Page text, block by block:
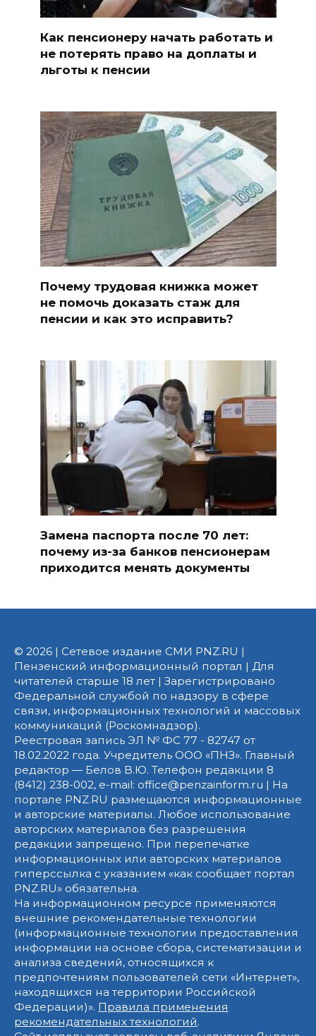
Как пенсионеру начать работать и
не потерять право на доплаты и
льготы к пенсии
Почему трудовая книжка может
не помочь доказать стаж для
пенсии и как это исправить?
Замена паспорта после 70 лет:
почему из-за банков пенсионерам
приходится менять документы
© 2026 | Сетевое издание СМИ PNZ.RU |
Пензенский информационный портал | Для
читателей старше 18 лет | Зарегистрировано
Федеральной службой по надзору в сфере
связи, информационных технологий и массовых
коммуникаций (Роскомнадзор).
Реестровая запись ЭЛ № ФС 77 - 82747 от
18.02.2022 года. Учредитель ООО «ПНЗ». Главный
редактор — Белов В.Ю. Телефон редакции 8
(8412) 238-002, e-mail: office@penzainform.ru | На
портале PNZ.RU размещаются информационные
и авторские материалы. Любое использование
авторских материалов без разрешения
редакции запрещено. При перепечатке
информационных или авторских материалов
гиперссылка с указанием «как сообщает портал
PNZ.RU» обязательна.
На информационном ресурсе применяются
внешние рекомендательные технологии
(информационные технологии предоставления
информации на основе сбора, систематизации и
анализа сведений, относящихся к
предпочтениям пользователей сети «Интернет»,
находящихся на территории Российской
Федерации)». Правила применения
рекомендательных технологий.